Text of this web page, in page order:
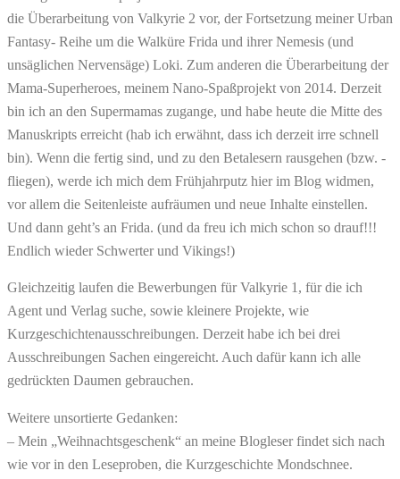
die Überarbeitung von Valkyrie 2 vor, der Fortsetzung meiner Urban
Fantasy- Reihe um die Walküre Frida und ihrer Nemesis (und
unsäglichen Nervensäge) Loki. Zum anderen die Überarbeitung der
Mama-Superheroes, meinem Nano-Spaßprojekt von 2014. Derzeit
bin ich an den Supermamas zugange, und habe heute die Mitte des
Manuskripts erreicht (hab ich erwähnt, dass ich derzeit irre schnell
bin). Wenn die fertig sind, und zu den Betalesern rausgehen (bzw. -
fliegen), werde ich mich dem Frühjahrputz hier im Blog widmen,
vor allem die Seitenleiste aufräumen und neue Inhalte einstellen.
Und dann geht’s an Frida. (und da freu ich mich schon so drauf!!!
Endlich wieder Schwerter und Vikings!)
Gleichzeitig laufen die Bewerbungen für Valkyrie 1, für die ich
Agent und Verlag suche, sowie kleinere Projekte, wie
Kurzgeschichtenausschreibungen. Derzeit habe ich bei drei
Ausschreibungen Sachen eingereicht. Auch dafür kann ich alle
gedrückten Daumen gebrauchen.
Weitere unsortierte Gedanken:
– Mein „Weihnachtsgeschenk“ an meine Blogleser findet sich nach
wie vor in den Leseproben, die Kurzgeschichte Mondschnee.